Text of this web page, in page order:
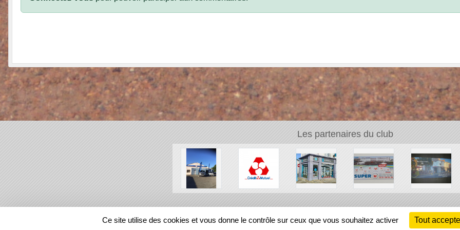
Les partenaires du club
REGIONS
Ce site utilise des cookies et vous donne le contrôle sur ceux que vous souhaitez activer Tout